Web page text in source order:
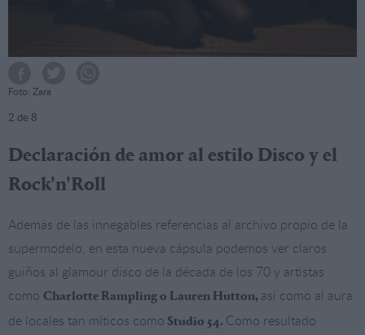
Foto: Zara
2 de 8
Declaración de amor al estilo Disco y el
Rock'n'Roll
Además de las innegables referencias al archivo propio de la
supermodelo, en esta nueva cápsula podemos ver claros
guiños al glamour disco de la década de los 70 y artistas
como Charlotte Rampling o Lauren Hutton, así como al aura
de locales tan míticos como Studio 54. Como resultado